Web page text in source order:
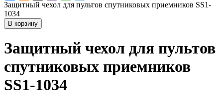
Защитный чехол для пультов спутниковых приемников SS1-
1034
В корзину
Защитный чехол для пультов
спутниковых приемников
SS1-1034